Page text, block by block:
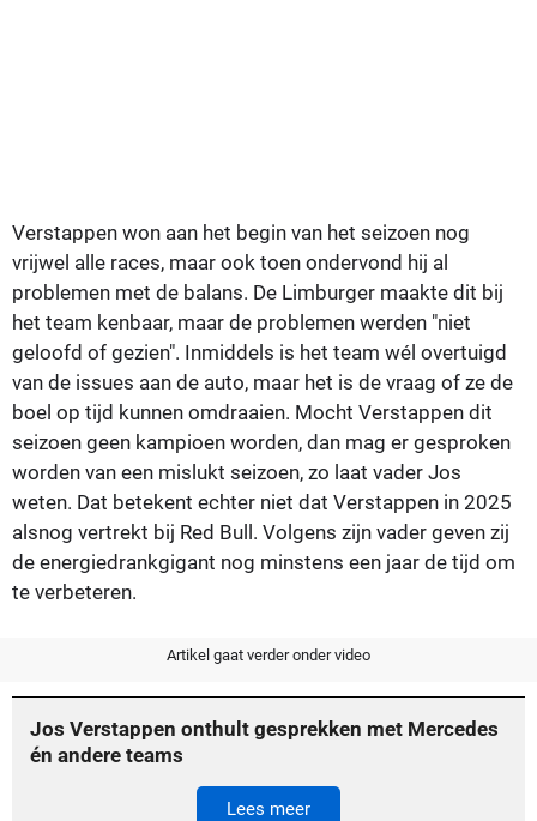
Verstappen won aan het begin van het seizoen nog
vrijwel alle races, maar ook toen ondervond hij al
problemen met de balans. De Limburger maakte dit bij
het team kenbaar, maar de problemen werden "niet
geloofd of gezien". Inmiddels is het team wél overtuigd
van de issues aan de auto, maar het is de vraag of ze de
boel op tijd kunnen omdraaien. Mocht Verstappen dit
seizoen geen kampioen worden, dan mag er gesproken
worden van een mislukt seizoen, zo laat vader Jos
weten. Dat betekent echter niet dat Verstappen in 2025
alsnog vertrekt bij Red Bull. Volgens zijn vader geven zij
de energiedrankgigant nog minstens een jaar de tijd om
te verbeteren.
Artikel gaat verder onder video
Jos Verstappen onthult gesprekken met Mercedes
én andere teams
Lees meer